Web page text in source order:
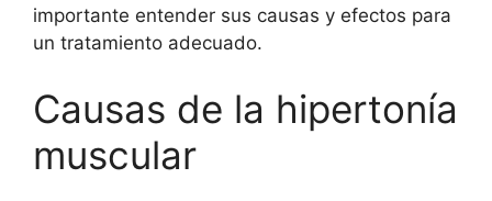
importante entender sus causas y efectos para
un tratamiento adecuado.
Causas de la hipertonía
muscular